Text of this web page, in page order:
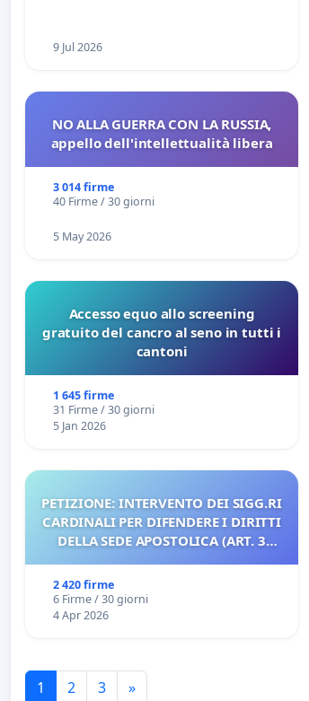
9 Jul 2026
NO ALLA GUERRA CON LA RUSSIA,
appello dell'intellettualità libera
3 014 firme
40 Firme / 30 giorni
5 May 2026
Accesso equo allo screening
gratuito del cancro al seno in tutti i
cantoni
1 645 firme
31 Firme / 30 giorni
5 Jan 2026
PETIZIONE: INTERVENTO DEI SIGG.RI
CARDINALI PER DIFENDERE I DIRITTI
DELLA SEDE APOSTOLICA (ART. 3
2 420 firme
6 Firme / 30 giorni
4 Apr 2026
1 2 3 »